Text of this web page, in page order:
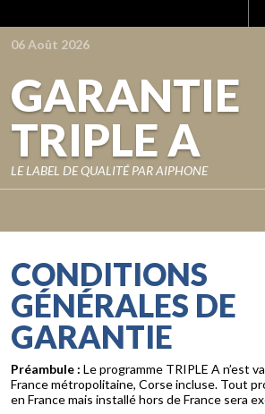
06 Août 2026
GARANTIE
TRIPLE A
LE LABEL DE QUALITÉ PAR AIPHONE
CONDITIONS
GÉNÉRALES DE
GARANTIE
Préambule : Le programme TRIPLE A n’est
France métropolitaine, Corse incluse. Tout
en France mais installé hors de France sera